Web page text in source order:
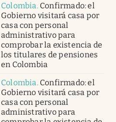
Colombia. Confirmado: el
Gobierno visitará casa por
casa con personal
administrativo para
comprobar la existencia de
los titulares de pensiones
en Colombia
Colombia. Confirmado: el
Gobierno visitará casa por
casa con personal
administrativo para